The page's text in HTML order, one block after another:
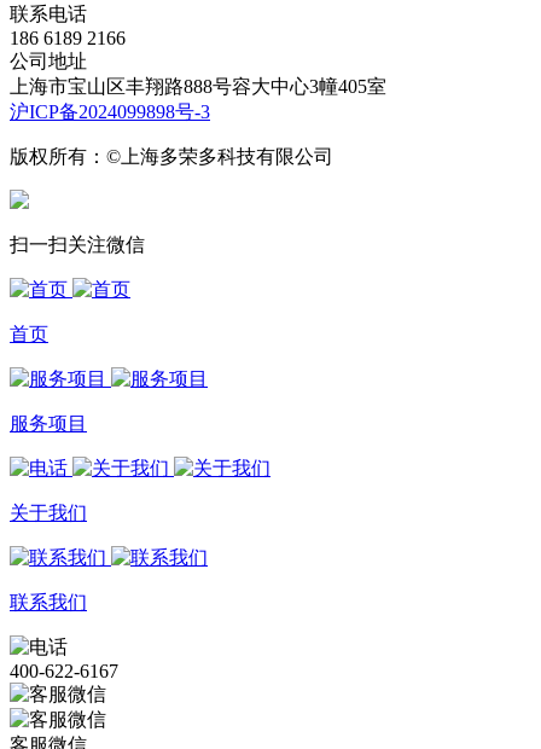
联系电话
186 6189 2166
公司地址
上海市宝山区丰翔路888号容大中心3幢405室
沪ICP备2024099898号-3
版权所有：©上海多荣多科技有限公司
扫一扫关注微信
首页
服务项目
关于我们
联系我们
400-622-6167
客服微信